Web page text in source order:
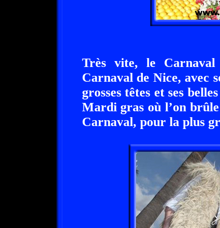
Très vite, le
Carnaval de Nice, avec
grosses têtes et ses
Mardi gras où l’on
Carnaval, pour la plus